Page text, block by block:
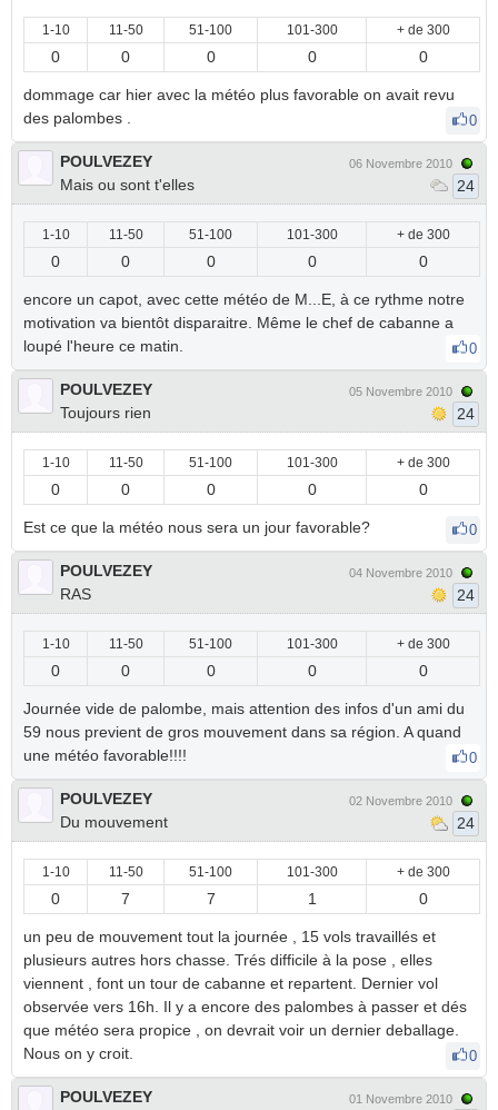
1-10 11-50 51-100 101-300 + de 300
0 0 0 0 0
dommage car hier avec la météo plus favorable on avait revu
des palombes .
0
POULVEZEY
Mais ou sont t'elles
06 Novembre 2010
24
1-10 11-50 51-100 101-300 + de 300
0 0 0 0 0
encore un capot, avec cette météo de M...E, à ce rythme notre
motivation va bientôt disparaitre. Même le chef de cabanne a
loupé l'heure ce matin.
0
POULVEZEY
Toujours rien
05 Novembre 2010
24
1-10 11-50 51-100 101-300 + de 300
0 0 0 0 0
Est ce que la météo nous sera un jour favorable? 0
POULVEZEY
RAS
04 Novembre 2010
24
1-10 11-50 51-100 101-300 + de 300
0 0 0 0 0
Journée vide de palombe, mais attention des infos d'un ami du
59 nous previent de gros mouvement dans sa région. A quand
une météo favorable!!!!
0
POULVEZEY
Du mouvement
02 Novembre 2010
24
1-10 11-50 51-100 101-300 + de 300
0 7 7 1 0
un peu de mouvement tout la journée , 15 vols travaillés et
plusieurs autres hors chasse. Trés difficile à la pose , elles
viennent , font un tour de cabanne et repartent. Dernier vol
observée vers 16h. Il y a encore des palombes à passer et dés
que météo sera propice , on devrait voir un dernier deballage.
Nous on y croit.
0
POULVEZEY
01 Novembre 2010